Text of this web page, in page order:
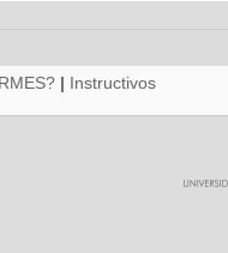
| Instructivos